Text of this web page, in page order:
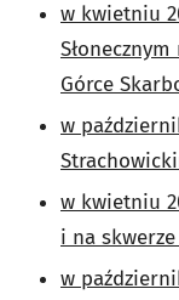
w kwietniu
Górce
w
w kwietniu
i na
w